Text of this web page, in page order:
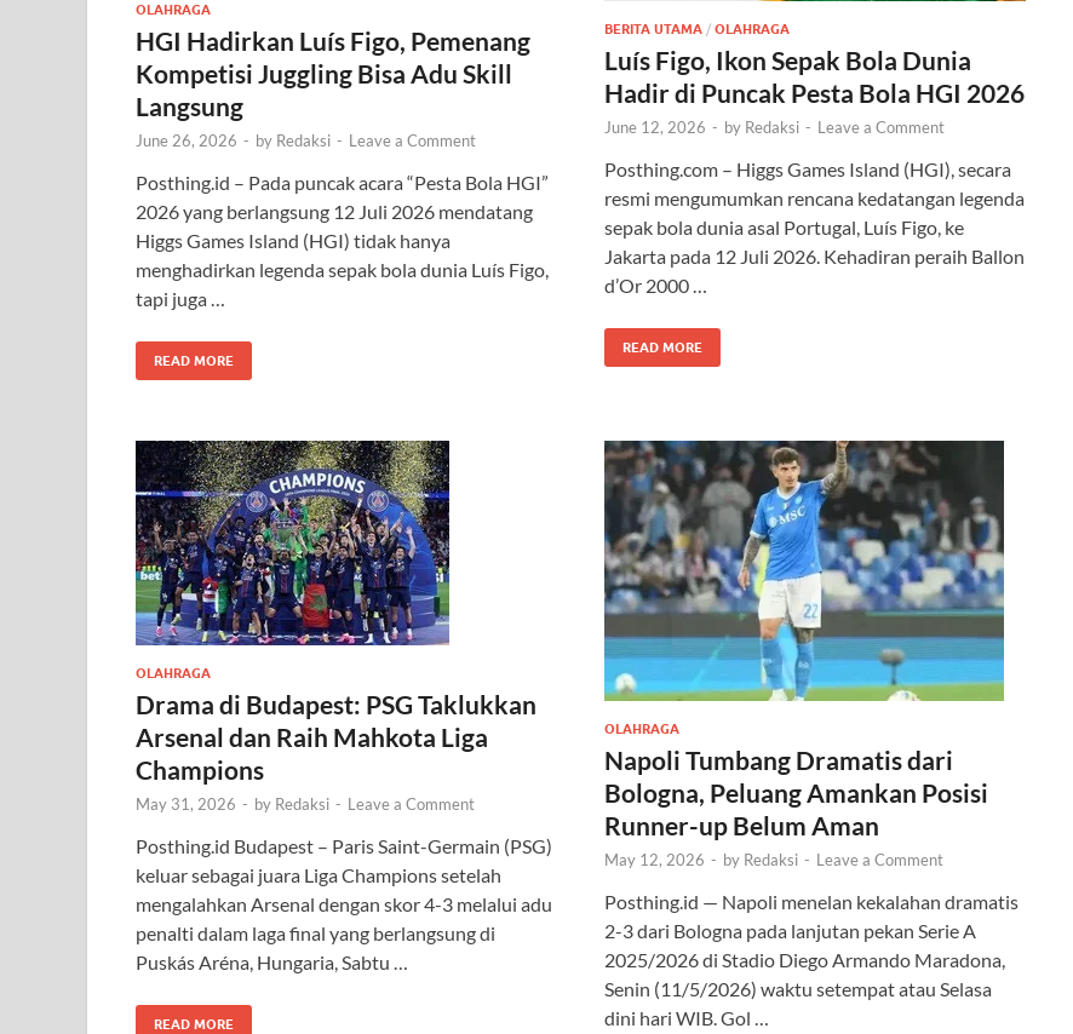
OLAHRAGA
HGI Hadirkan Luís Figo, Pemenang
Kompetisi Juggling Bisa Adu Skill
Langsung
June 26, 2026 - by Redaksi - Leave a Comment
Posthing.id – Pada puncak acara “Pesta Bola HGI”
2026 yang berlangsung 12 Juli 2026 mendatang
Higgs Games Island (HGI) tidak hanya
menghadirkan legenda sepak bola dunia Luís Figo,
tapi juga …
READ MORE
BERITA UTAMA / OLAHRAGA
Luís Figo, Ikon Sepak Bola Dunia
Hadir di Puncak Pesta Bola HGI 2026
June 12, 2026 - by Redaksi - Leave a Comment
Posthing.com – Higgs Games Island (HGI), secara
resmi mengumumkan rencana kedatangan legenda
sepak bola dunia asal Portugal, Luís Figo, ke
Jakarta pada 12 Juli 2026. Kehadiran peraih Ballon
d’Or 2000 …
READ MORE
OLAHRAGA
Drama di Budapest: PSG Taklukkan
Arsenal dan Raih Mahkota Liga
Champions
May 31, 2026 - by Redaksi - Leave a Comment
Posthing.id Budapest – Paris Saint-Germain (PSG)
keluar sebagai juara Liga Champions setelah
mengalahkan Arsenal dengan skor 4-3 melalui adu
penalti dalam laga final yang berlangsung di
Puskás Aréna, Hungaria, Sabtu …
READ MORE
OLAHRAGA
Napoli Tumbang Dramatis dari
Bologna, Peluang Amankan Posisi
Runner-up Belum Aman
May 12, 2026 - by Redaksi - Leave a Comment
Posthing.id — Napoli menelan kekalahan dramatis
2-3 dari Bologna pada lanjutan pekan Serie A
2025/2026 di Stadio Diego Armando Maradona,
Senin (11/5/2026) waktu setempat atau Selasa
dini hari WIB. Gol …